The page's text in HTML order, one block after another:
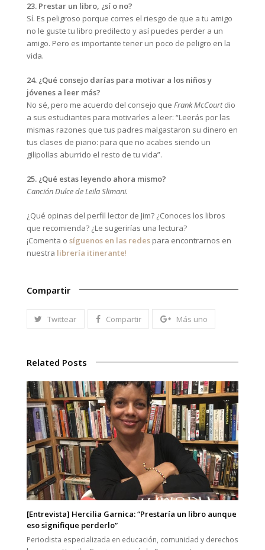
23. Prestar un libro, ¿sí o no?
Sí. Es peligroso porque corres el riesgo de que a tu amigo
no le guste tu libro predilecto y así puedes perder a un
amigo. Pero es importante tener un poco de peligro en la
vida.
24. ¿Qué consejo darías para motivar a los niños y
jóvenes a leer más?
No sé, pero me acuerdo del consejo que Frank McCourtdio
a sus estudiantes para motivarles a leer: “Leerás por las
mismas razones que tus padres malgastaron su dinero en
tus clases de piano: para que no acabes siendo un
gilipollas aburrido el resto de tu vida”.
25. ¿Qué estas leyendo ahora mismo?
Canción Dulce de Leila Slimani.
¿Qué opinas del perfil lector de Jim? ¿Conoces los libros
que recomienda? ¿Le sugerirías una lectura?
¡Comenta o síguenos en las redespara encontrarnos en
nuestra librería itinerante!
Compartir
Twittear Compartir Más uno
Related Posts
[Entrevista] Hercilia Garnica: “Prestaría un libro aunque
eso signifique perderlo”
Periodista especializada en educación, comunidad y derechos